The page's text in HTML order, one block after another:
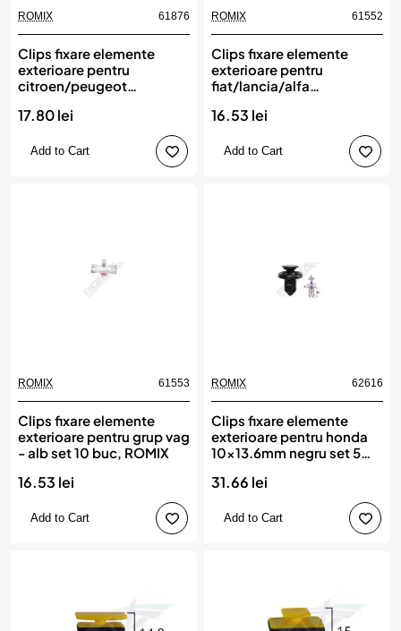
ROMIX 61876
Clips fixare elemente
exterioare pentru
citroen/peugeot
buc, ROMIX
17.80 lei
Add to Cart
ROMIX 61552
Clips fixare elemente
exterioare pentru
fiat/lancia/alfa
10 buc, ROMIX
16.53 lei
Add to Cart
ROMIX 61553
Clips fixare elemente
exterioare pentru grup vag
- alb set 10 buc, ROMIX
16.53 lei
Add to Cart
ROMIX 62616
Clips fixare elemente
exterioare pentru honda
10x13.6mm negru set 5
31.66 lei
Add to Cart